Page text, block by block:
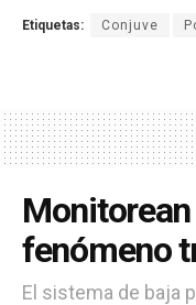
Etiquetas: Conjuve
fenómeno
El sistema de baja